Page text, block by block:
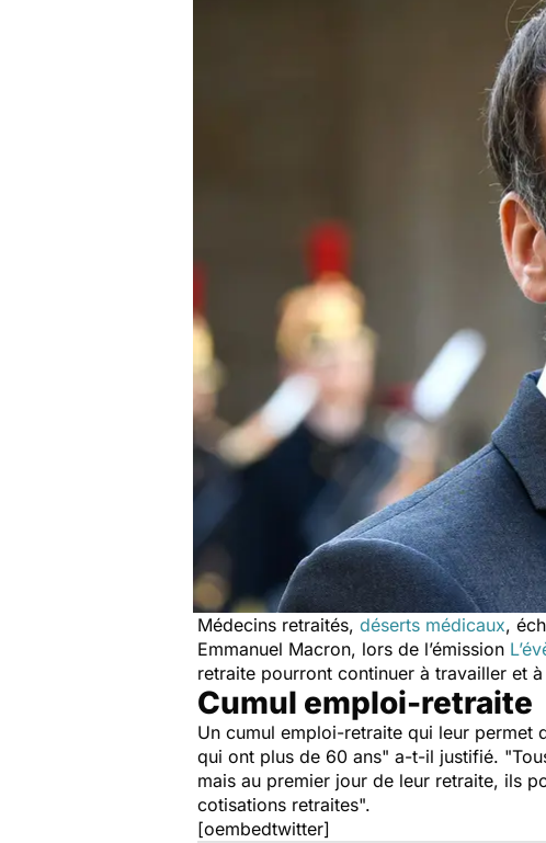
Médecins retraités, déserts médicaux,
Emmanuel Macron, lors de l’émission
retraite pourront continuer à travailler et
Cumul emploi-retraite
Un cumul emploi-retraite qui leur permet
qui ont plus de 60 ans" a-t-il justifié. "T
mais au premier jour de leur retraite, ils
cotisations retraites".
[oembedtwitter]